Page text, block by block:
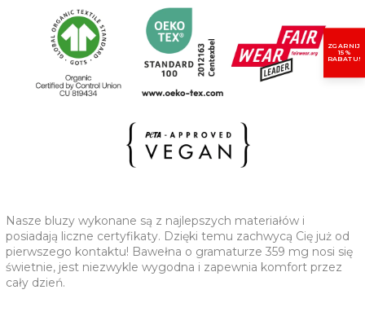
Półksiężyc z tego samego materiału na karku
XS S M L XL 2XL
A - KLATKA PIERSIOWA 70,5 77,5
C - DŁUGOŚĆ RĘKAWA 53 57 59
Nasze bluzy wykonane są z najlepszych materiałów i
posiadają liczne certyfikaty. Dzięki temu zachwycą Cię już od
pierwszego kontaktu! Bawełna o gramaturze 359 mg nosi się
świetnie, jest niezwykle wygodna i zapewnia komfort przez
cały dzień.
ZGARNIJ
15%
RABATU!